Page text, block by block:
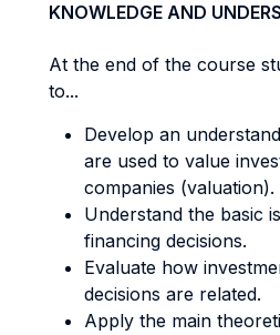
KNOWLEDGE AND
At the end of the course
to...
Develop an
are used to value
companies (valuation).
Understand the basic
financing decisions.
Evaluate how
decisions are related.
Apply the main